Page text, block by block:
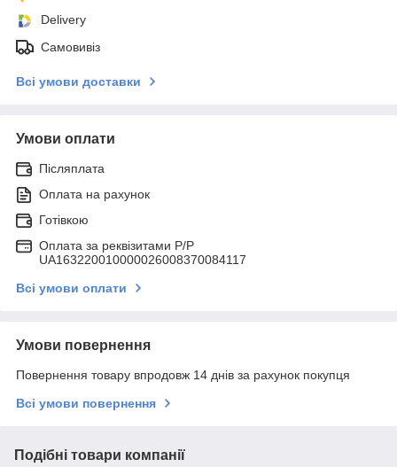
Delivery
Самовивіз
Всі умови доставки
Умови оплати
Післяплата
Оплата на рахунок
Готівкою
Оплата за реквізитами P/Р
UA163220010000026008370084117
Всі умови оплати
Умови повернення
Повернення товару впродовж 14 днів за рахунок покупця
Всі умови повернення
Подібні товари компанії